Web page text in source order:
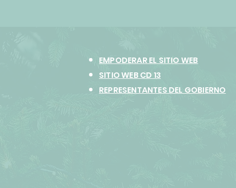
EMPODERAR EL SITIO WEB
SITIO WEB CD 13
REPRESENTANTES DEL GOBIERNO